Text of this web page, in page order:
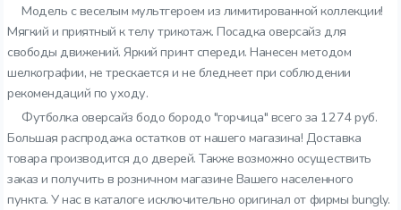
Модель с веселым мультгероем из лимитированной коллекции!
Мягкий и приятный к телу трикотаж. Посадка оверсайз для
свободы движений. Яркий принт спереди. Нанесен методом
шелкографии, не трескается и не бледнеет при соблюдении
рекомендаций по уходу.
Футболка оверсайз бодо бородо "горчица" всего за 1274 руб.
Большая распродажа остатков от нашего магазина! Доставка
товара производится до дверей. Также возможно осуществить
заказ и получить в розничном магазине Вашего населенного
пункта. У нас в каталоге исключительно оригинал от фирмы bungly.